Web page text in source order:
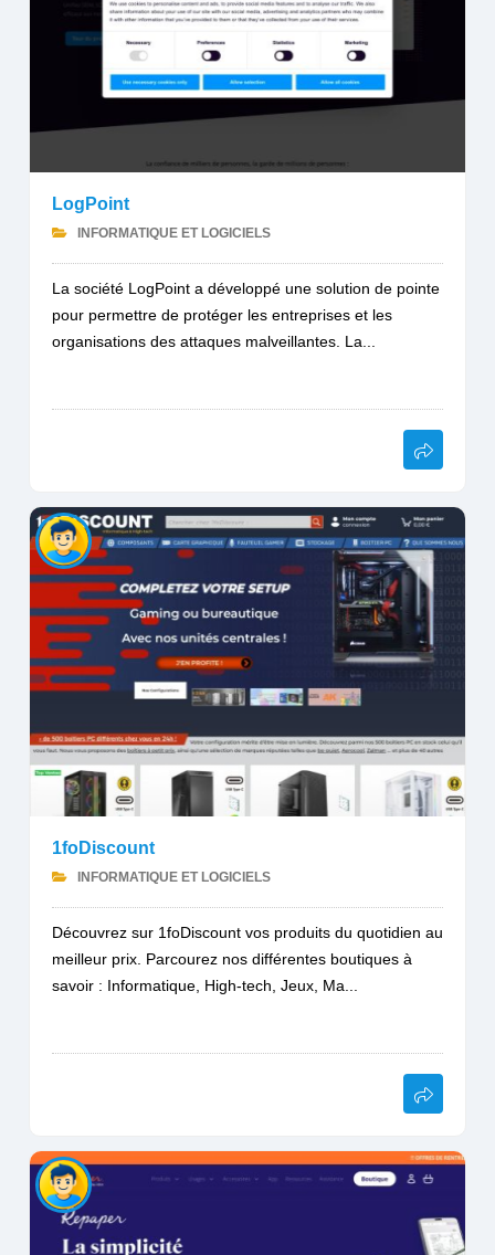
LogPoint
INFORMATIQUE ET LOGICIELS
La société LogPoint a développé une solution de pointe
pour permettre de protéger les entreprises et les
organisations des attaques malveillantes. La...
1foDiscount
INFORMATIQUE ET LOGICIELS
Découvrez sur 1foDiscount vos produits du quotidien au
meilleur prix. Parcourez nos différentes boutiques à
savoir : Informatique, High-tech, Jeux, Ma...